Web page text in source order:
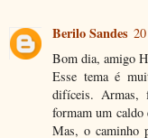
Berilo Sandes
Bom dia, amigo
Esse tema é
difíceis. Armas,
formam um caldo
Mas, o caminho